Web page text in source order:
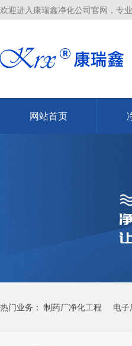
欢迎进入康瑞鑫净化公司官网，专
网站首页
热门业务： 制药厂净化工程 电